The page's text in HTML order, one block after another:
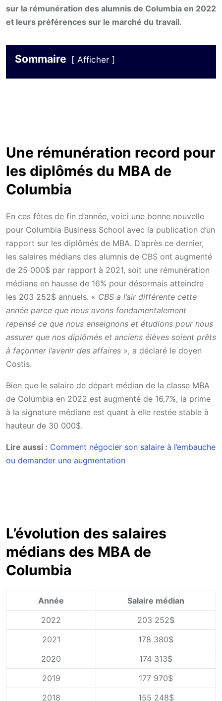
sur la rémunération des alumnis de Columbia en 2022
et leurs préférences sur le marché du travail.
Sommaire Afficher
Une rémunération record pour
les diplômés du MBA de
Columbia
En ces fêtes de fin d’année, voici une bonne nouvelle
pour Columbia Business School avec la publication d’un
rapport sur les diplômés de MBA. D’après ce dernier,
les salaires médians des alumnis de CBS ont augmenté
de 25 000$ par rapport à 2021, soit une rémunération
médiane en hausse de 16% pour désormais atteindre
les 203 252$ annuels. « CBS a l’air différente cette
année parce que nous avons fondamentalement
repensé ce que nous enseignons et étudions pour nous
assurer que nos diplômés et anciens élèves soient prêts
à façonner l’avenir des affaires », a déclaré le doyen
Costis.
Bien que le salaire de départ médian de la classe MBA
de Columbia en 2022 est augmenté de 16,7%, la prime
à la signature médiane est quant à elle restée stable à
hauteur de 30 000$.
Lire aussi : Comment négocier son salaire à l’embauche
ou demander une augmentation
L’évolution des salaires
médians des MBA de
Columbia
Année
Salaire médian
2022
203 252$
2021
178 380$
2020
174 313$
2019
177 970$
2018
155 248$